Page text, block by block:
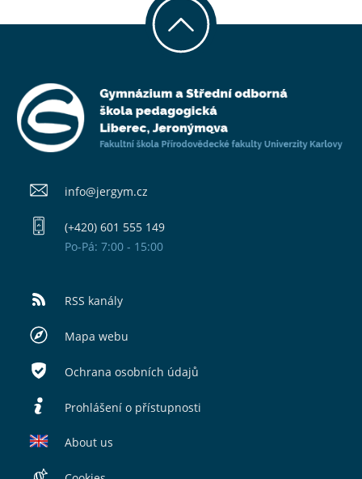
info@​jergym.cz
(+420) 601 555 149
Po-Pá: 7:00 - 15:00
RSS kanály
Mapa webu
Ochrana osobních údajů
Prohlášení o přístupnosti
About us